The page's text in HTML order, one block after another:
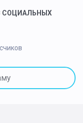
СОЦИАЛЬНЫХ